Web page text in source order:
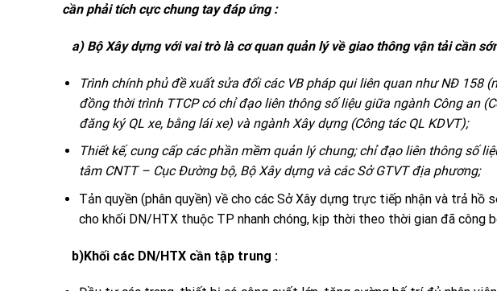
cần phải tích cực chung tay đáp ứng :
a) Bộ Xây dựng với vai trò là cơ quan quản lý về giao thông vận tải cần
Trình chính phủ đề xuất sửa đổi các VB pháp qui liên quan như NĐ 158
đồng thời trình TTCP có chỉ đạo liên thông số liệu giữa ngành Công an
đăng ký QL xe, bằng lái xe) và ngành Xây dựng (Công tác QL KDVT);
Thiết kế, cung cấp các phần mềm quản lý chung; chỉ đạo liên thông số
tâm CNTT – Cục Đường bộ, Bộ Xây dựng và các Sở GTVT địa phương;
Tản quyền (phân quyền) về cho các Sở Xây dựng trực tiếp nhận và trả hồ
cho khối DN/HTX thuộc TP nhanh chóng, kịp thời theo thời gian đã công
b)Khối các DN/HTX cần tập trung :